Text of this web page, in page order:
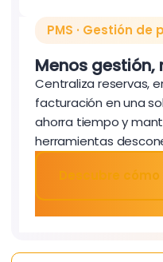
PMS · Gestión de
Menos
Centraliza reservas,
facturación en una
ahorra tiempo y
herramientas
Descubre